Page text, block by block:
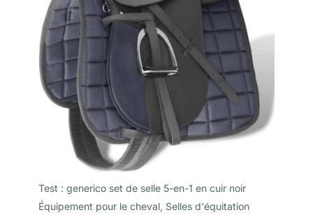
Test : generico set de selle 5-en-1 en cuir noir
Équipement pour le cheval, Selles d'équitation